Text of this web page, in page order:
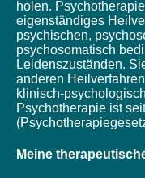
holen.
eigenständiges
psychischen,
psychosomatisch
Leidenszuständen.
anderen
klinisch-
Psychotherapie ist
Meine